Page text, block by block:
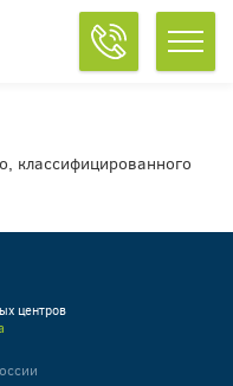
классифицированного
центров